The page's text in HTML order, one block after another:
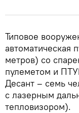
Типовое
автоматическая
метров) со
пулеметом и
Десант – семь
с лазерным
тепловизором).